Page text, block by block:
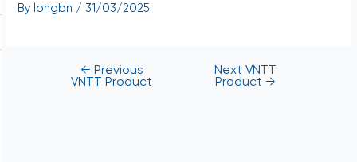
By longbn / 31/03/2025
← Previous
VNTT Product
Next VNTT
Product →